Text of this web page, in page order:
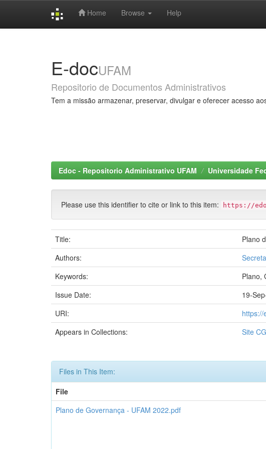
Home Browse Help
E-docUFAM
Repositorio de Documentos Administrativos
Tem a missão armazenar, preservar, divulgar e oferecer acesso
Edoc - Repositorio Administrativo UFAM Universidade
Please use this identifier to cite or link to this item: https://
Title:
Plano
Authors:
Keywords:
Plano,
Issue Date:
19-
URI:
https://
Appears in Collections:
Site
Files in This Item:
File
Plano de Governança - UFAM 2022.pdf